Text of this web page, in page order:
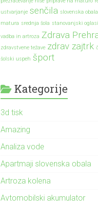
ustvarjanje senčila slovenska
matura srednja šola stanovanjski oglasi
vadba in artroza Zdrava
zdravstvene težave zdrav zajtrk
šolski uspeh šport
Kategorije
3d tisk
Amazing
Analiza vode
Apartmaji slovenska obala
Artroza kolena
Avtomobilski akumulator